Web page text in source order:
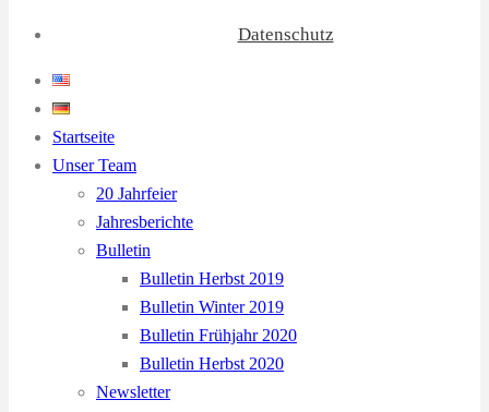
Datenschutz
Startseite
Unser Team
20 Jahrfeier
Jahresberichte
Bulletin
Bulletin Herbst 2019
Bulletin Winter 2019
Bulletin Frühjahr 2020
Bulletin Herbst 2020
Newsletter